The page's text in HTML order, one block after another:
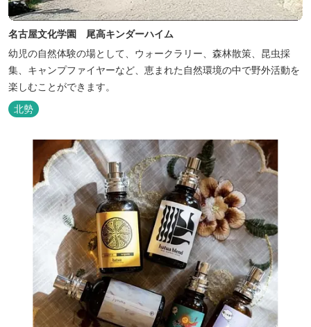
名古屋文化学園 尾高キンダーハイム
幼児の自然体験の場として、ウォークラリー、森林散策、昆虫採
集、キャンプファイヤーなど、恵まれた自然環境の中で野外活動を
楽しむことができます。
北勢